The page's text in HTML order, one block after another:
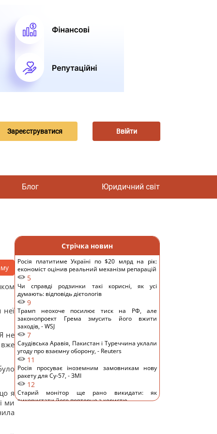
Зареєструватися Ввійти
Блог Юридичний світ
неї
не
вже
я
ми
Стрічка новин
Росія платитиме Україні по $20 млрд на рік:
економіст оцінив реальний механізм репарацій
5
Чи справді родзинки такі корисні, як усі
думають: відповідь дієтологів
9
Трамп неохоче посилює тиск на РФ, але
законопроект Грема змусить його вжити
заходів, - WSJ
7
Саудівська Аравія, Пакистан і Туреччина уклали
угоду про взаємну оборону, - Reuters
11
Росія просуває іноземним замовникам нову
ракету для Су-57, - ЗМІ
12
Старий монітор ще рано викидати: як
використати його повторно з користю